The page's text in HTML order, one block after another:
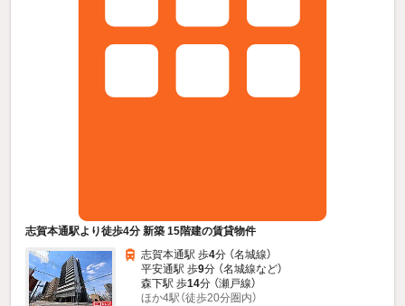
志賀本通駅より徒歩4分 新築 15階建の賃貸物件
志賀本通駅 歩4分 （名城線）
平安通駅 歩9分 （名城線など）
森下駅 歩14分 （瀬戸線）
ほか4駅（徒歩20分圏内）